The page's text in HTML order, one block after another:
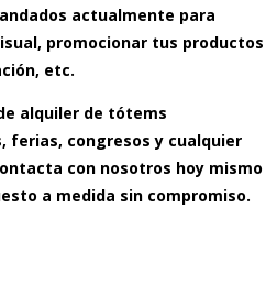
actualmente para
promocionar tus productos
etc.
alquiler de tótems
ferias, congresos y cualquier
con nosotros hoy mismo
a medida sin compromiso.